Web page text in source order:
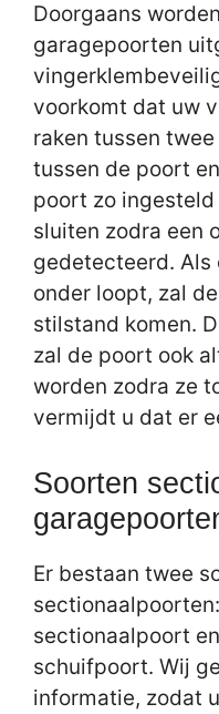
Doorgaans
garagepoorten
voorkomt dat uw
raken tussen
tussen de poort
poort zo
sluiten zodra een
gedetecteerd. Als
onder loopt, zal
stilstand komen.
zal de poort ook
worden zodra ze
vermijdt u dat er
Soorten
Er bestaan twee
sectionaalpoort
schuifpoort. Wij
informatie, zodat